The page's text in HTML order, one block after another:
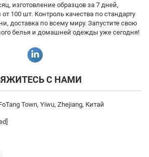
изготовление образцов за 7 дней,
100 шт. Контроль качества по стандарту
доставка по всему миру. Запустите свою
белья и домашней одежды уже сегодня!
С НАМИ
Town, Yiwu, Zhejiang, Китай